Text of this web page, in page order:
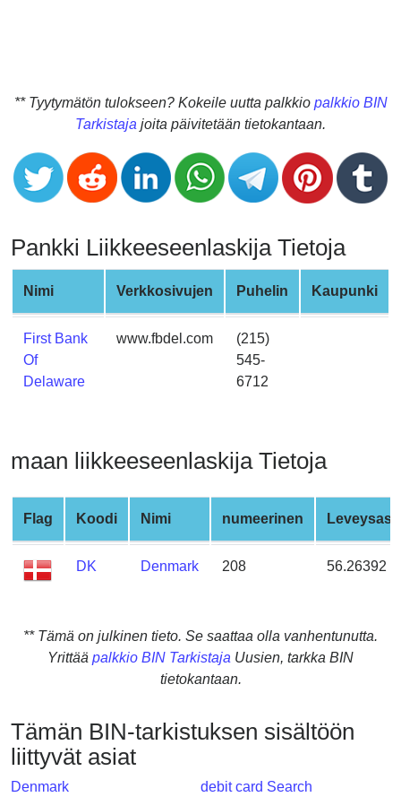
Credit
Generator
Random
Credit
Generator
Generate
Credit
Card
from
BIN
Credit
Service
is
My
IP
IP
Lookup
Checker
Validator
** Tyytymätön tulokseen? Kokeile uutta palkkio palkkio BIN
Tarkistaja joita päivitetään tietokantaan.
Pankki Liikkeeseenlaskija Tietoja
Nimi Verkkosivujen Puhelin Kaupunki
First Bank
Of
Delaware
www.fbdel.com
(215)
545-
6712
maan liikkeeseenlaskija Tietoja
Flag Koodi Nimi numeerinen
DK Denmark 208 56.26392
** Tämä on julkinen tieto. Se saattaa olla vanhentunutta.
Yrittää palkkio BIN Tarkistaja Uusien, tarkka BIN
tietokantaan.
Tämän BIN-tarkistuksen sisältöön
liittyvät asiat
Denmark debit card Search